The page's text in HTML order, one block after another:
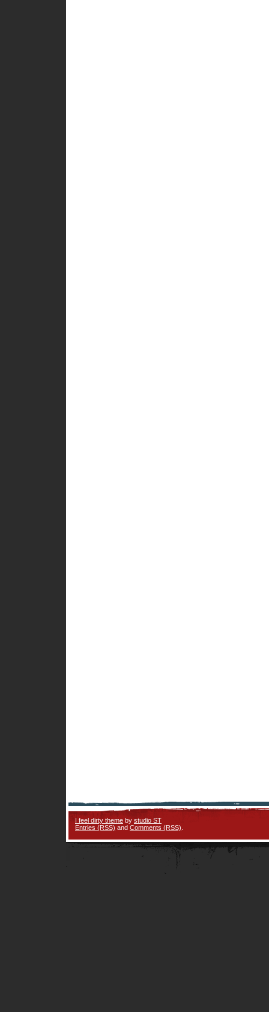
I feel dirty theme by studio ST
Entries (RSS) and Comments (RSS)